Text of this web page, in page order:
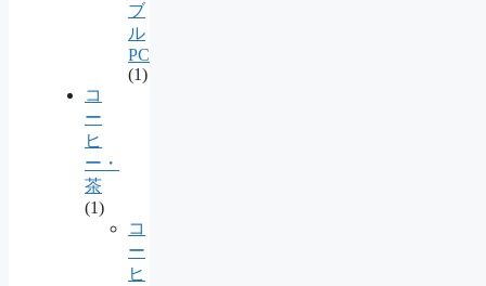
ブ
ル
PC
(1)
コ
ー
ヒ
ー・
茶
(1)
コ
ー
ヒ